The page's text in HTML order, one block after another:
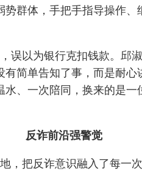
群体，手把手指导操作
误以为银行克扣钱款。邱
简单告知了事，而是耐
、一次陪同，换来的是
反诈前沿强警觉
，把反诈意识融入了每一